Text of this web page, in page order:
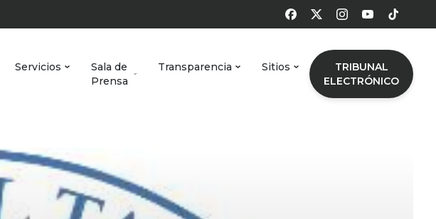
Servicios
Sala de
Prensa
Transparencia Sitios
TRIBUNAL
ELECTRÓNICO